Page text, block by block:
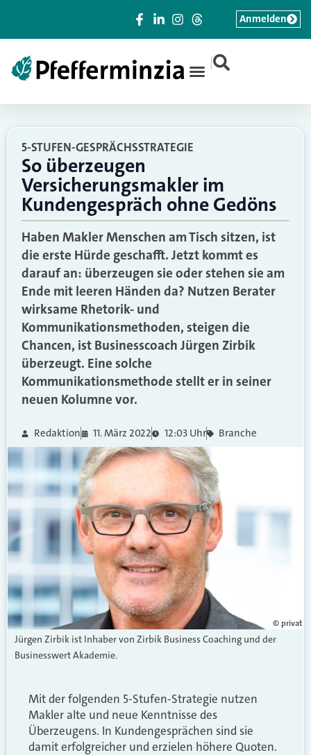
|
Anmelden
5-STUFEN-GESPRÄCHSSTRATEGIE
So überzeugen
Versicherungsmakler im
Kundengespräch ohne Gedöns
Haben Makler Menschen am Tisch sitzen, ist
die erste Hürde geschafft. Jetzt kommt es
darauf an: überzeugen sie oder stehen sie am
Ende mit leeren Händen da? Nutzen Berater
wirksame Rhetorik- und
Kommunikationsmethoden, steigen die
Chancen, ist Businesscoach Jürgen Zirbik
überzeugt. Eine solche
Kommunikationsmethode stellt er in seiner
neuen Kolumne vor.
Redaktion 11. März 2022 12:03 Uhr Branche
© privat
Jürgen Zirbik ist Inhaber von Zirbik Business Coaching und der
Businesswert Akademie.
Mit der folgenden 5-Stufen-Strategie nutzen
Makler alte und neue Kenntnisse des
Überzeugens. In Kundengesprächen sind sie
damit erfolgreicher und erzielen höhere Quoten.